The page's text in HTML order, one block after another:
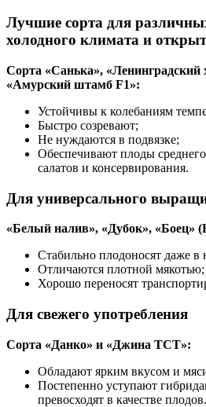
Лучшие сорта для
холодного климата и
Сорта «Санька», «Ленинградский
«Амурский штамб F1»:
Устойчивы к колебаниям
Быстро созревают;
Не нуждаются в подвязке;
Обеспечивают плоды
салатов и консервирования.
Для универсального
«Белый налив», «Дубок», «Боец»
Стабильно плодоносят даже в
Отличаются плотной мякотью;
Хорошо переносят
Для свежего употребления
Сорта «Данко» и «Джина ТСТ»:
Обладают ярким вкусом и
Постепенно уступают
превосходят в качестве плодов.